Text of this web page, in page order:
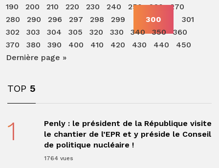
190
200 210 220 230 240 250 260
270
280
290 296 297 298 299 300
301
302
303 304 305 320 330 340 350
360
370
380 390 400 410 420 430 440
450
Dernière page »
TOP 5
1
Penly : le président de la République visite
le chantier de l’EPR et y préside le Conseil
de politique nucléaire !
1764 vues